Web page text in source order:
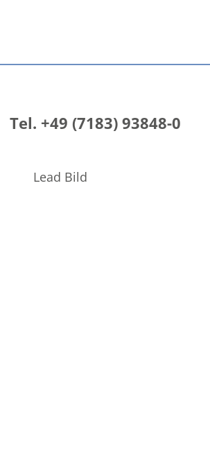
Tel. +49 (7183) 93848-0